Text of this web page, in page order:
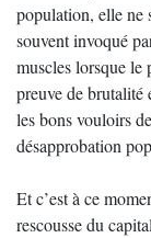
population, elle ne
souvent invoqué
muscles lorsque
preuve de brutalité
les bons vouloirs
désapprobation
Et c’est à ce
rescousse du